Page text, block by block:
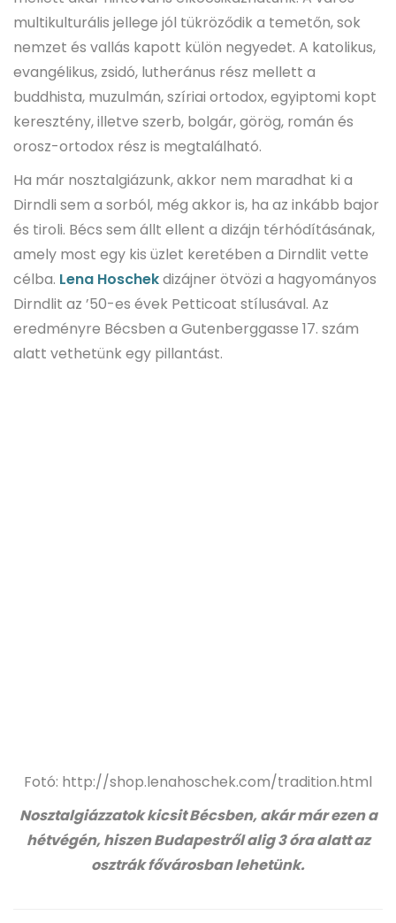
multikulturális jellege jól tükröződik a temetőn, sok
nemzet és vallás kapott külön negyedet. A katolikus,
evangélikus, zsidó, lutheránus rész mellett a
buddhista, muzulmán, szíriai ortodox, egyiptomi kopt
keresztény, illetve szerb, bolgár, görög, román és
orosz-ortodox rész is megtalálható.
Ha már nosztalgiázunk, akkor nem maradhat ki a
Dirndli sem a sorból, még akkor is, ha az inkább bajor
és tiroli. Bécs sem állt ellent a dizájn térhódításának,
amely most egy kis üzlet keretében a Dirndlit vette
célba. Lena Hoschekdizájner ötvözi a hagyományos
Dirndlit az ’50-es évek Petticoat stílusával. Az
eredményre Bécsben a Gutenberggasse 17. szám
alatt vethetünk egy pillantást.
Fotó: http://shop.lenahoschek.com/tradition.html
Nosztalgiázzatok kicsit Bécsben, akár már ezen a
hétvégén, hiszen Budapestről alig 3 óra alatt az
osztrák fővárosban lehetünk.